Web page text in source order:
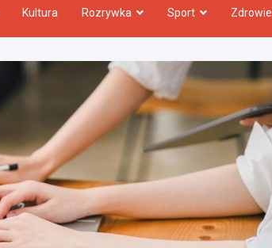
Kultura Rozrywka Sport Zdrowie